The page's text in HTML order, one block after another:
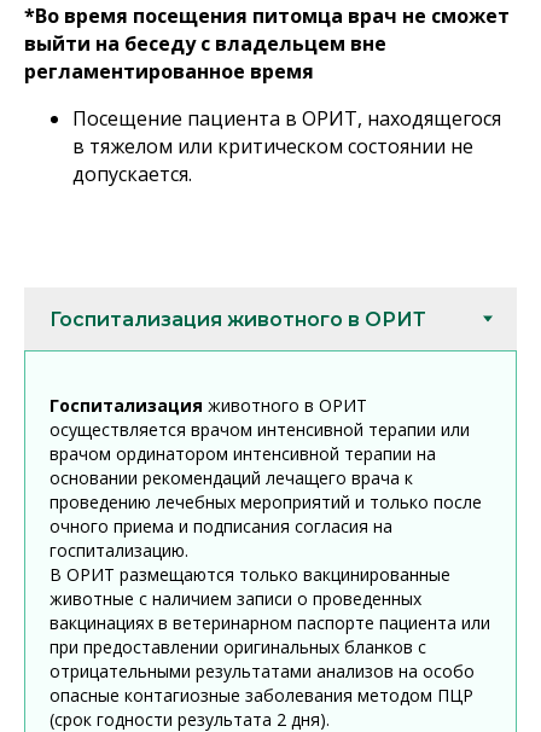
*Во время посещения питомца врач не сможет
выйти на беседу с владельцем вне
регламентированное время
Посещение пациента в ОРИТ, находящегося
в тяжелом или критическом состоянии не
допускается.
Госпитализация животного в ОРИТ
осуществляется врачом интенсивной терапии или
врачом ординатором интенсивной терапии на
основании рекомендаций лечащего врача к
проведению лечебных мероприятий и только после
очного приема и подписания согласия на
госпитализацию.
В ОРИТ размещаются только вакцинированные
животные с наличием записи о проведенных
вакцинациях в ветеринарном паспорте пациента или
при предоставлении оригинальных бланков с
отрицательными результатами анализов на особо
опасные контагиозные заболевания методом ПЦР
(срок годности результата 2 дня).